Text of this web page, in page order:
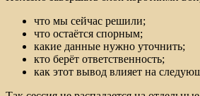
что мы сейчас решили;
что остаётся спорным;
какие данные нужно уточнить;
кто берёт ответственность;
как этот вывод влияет на